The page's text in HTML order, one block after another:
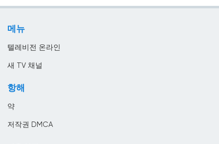
메뉴
텔레비전 온라인
새 TV 채널
항해
약
저작권 DMCA